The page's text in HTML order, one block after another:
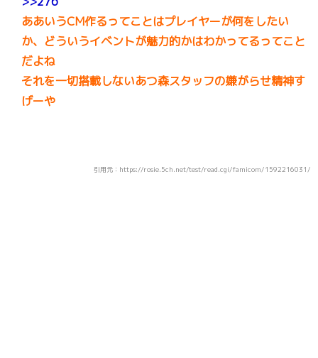
ああいうCM作るってことはプレイヤーが何をしたい
か、どういうイベントが魅力的かはわかってるってこと
だよね
それを一切搭載しないあつ森スタッフの嫌がらせ精神す
げーや
引用元：https://rosie.5ch.net/test/read.cgi/famicom/1592216031/